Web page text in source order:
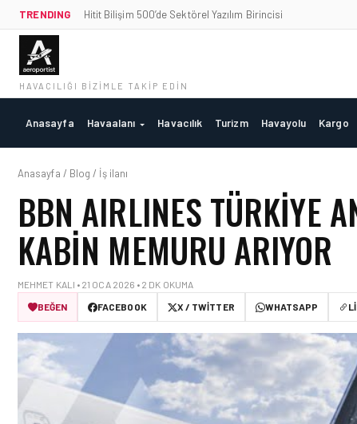
TRENDING Hitit Bilişim 500’de Sektörel Yazılım Birincisi
HAVACILIĞI BIZIMLE TAKIP EDIN
Anasayfa Havaalanı Havacılık Turizm Havayolu Kargo
Anasayfa / Blog / İş ilanı
BBN AIRLINES TÜRKIYE
KABIN MEMURU ARIYOR
MEHMET KALI • 21 OCA 2026 • 2 DK OKUMA
BEĞEN
FACEBOOK X / TWITTER WHATSAPP